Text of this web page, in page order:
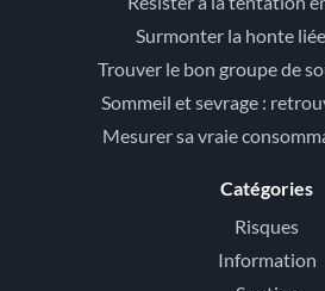
Surmonter la honte liée
Trouver le bon groupe de
Sommeil et sevrage :
Mesurer sa vraie
Catégories
Risques
Information